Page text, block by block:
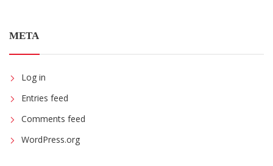
META
Log in
Entries feed
Comments feed
WordPress.org